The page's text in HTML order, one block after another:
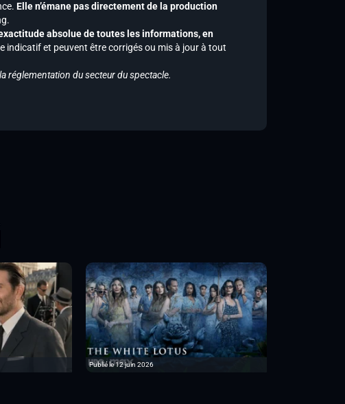
Elle n’émane pas directement de la production
absolue de toutes les informations, en
indicatif et peuvent être corrigés ou mis à jour à tout
réglementation du secteur du spectacle.
Publié le 12 juin 2026